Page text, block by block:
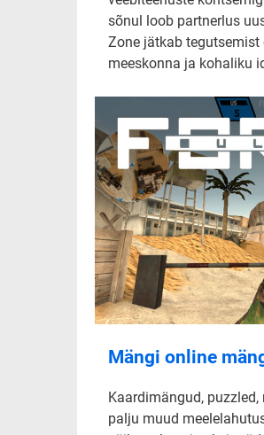
sõnul loob partnerlus
Zone jätkab tegutsemist
meeskonna ja kohaliku
Mängi online
Kaardimängud,
palju muud